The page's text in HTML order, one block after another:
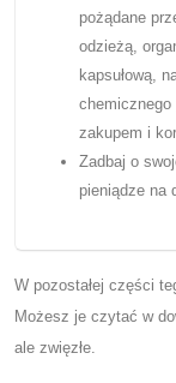
pożądane
odzieżą,
kapsułową,
chemicznego
zakupem i
Zadbaj o
pieniądze na
W pozostałej części
Możesz je czytać w
ale zwięzłe.